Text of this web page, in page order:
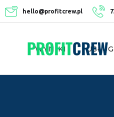
hello@profitcrew.pl
WYNIKI